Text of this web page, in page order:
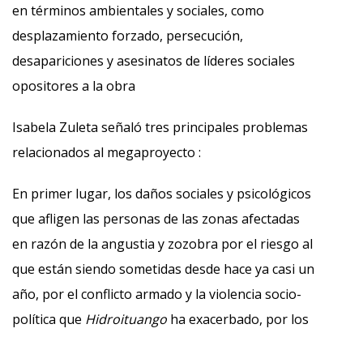
en términos ambientales y sociales, como
desplazamiento forzado, persecución,
desapariciones y asesinatos de líderes sociales
opositores a la obra
Isabela Zuleta señaló tres principales problemas
relacionados al megaproyecto :
En primer lugar, los daños sociales y psicológicos
que afligen las personas de las zonas afectadas
en razón de la angustia y zozobra por el riesgo al
que están siendo sometidas desde hace ya casi un
año, por el conflicto armado y la violencia socio-
política que Hidroituango ha exacerbado, por los